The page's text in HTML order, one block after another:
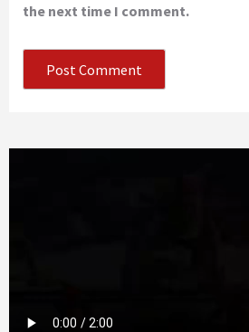
the next time I comment.